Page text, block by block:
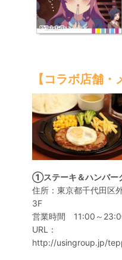
【コラボ店舗・
①ステーキ＆ハンバー
住所：東京都千代田区
3F
営業時間 11:00～
URL：
http://usingroup.jp/